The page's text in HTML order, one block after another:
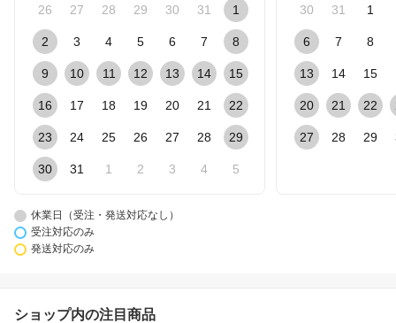
26 27 28 29 30 31 1
2 3 4 5 6 7 8
9 10 11 12 13 14 15
16 17 18 19 20 21 22
23 24 25 26 27 28 29
30 31 1 2 3 4 5
30 31 1
6 7 8
13 14 15
20 21 22
27 28 29
休業日（受注・発送対応なし）
受注対応のみ
発送対応のみ
ショップ内の注目商品